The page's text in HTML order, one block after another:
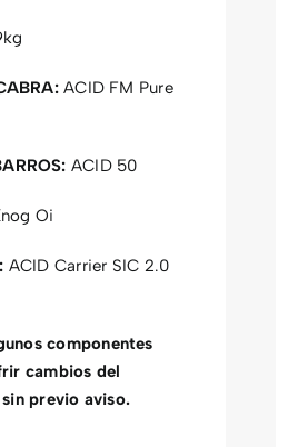
ACID FM Pure
ACID 50
Oi
ACID Carrier SIC 2.0
componentes
cambios del
previo aviso.